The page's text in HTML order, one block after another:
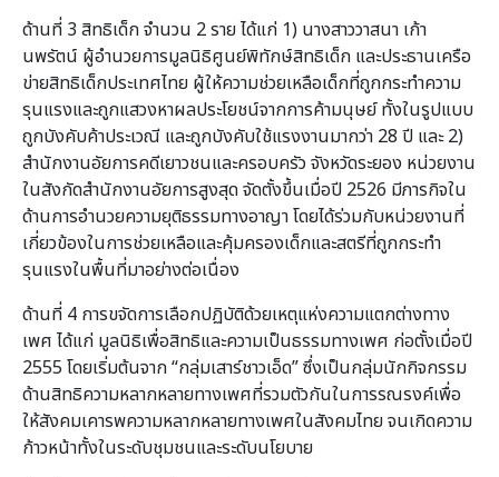
ด้านที่ 3 สิทธิเด็ก จำนวน 2 ราย ได้แก่ 1) นางสาววาสนา เก้า
นพรัตน์ ผู้อำนวยการมูลนิธิศูนย์พิทักษ์สิทธิเด็ก และประธานเครือ
ข่ายสิทธิเด็กประเทศไทย ผู้ให้ความช่วยเหลือเด็กที่ถูกกระทำความ
รุนแรงและถูกแสวงหาผลประโยชน์จากการค้ามนุษย์ ทั้งในรูปแบบ
ถูกบังคับค้าประเวณี และถูกบังคับใช้แรงงานมากว่า 28 ปี และ 2)
สำนักงานอัยการคดีเยาวชนและครอบครัว จังหวัดระยอง หน่วยงาน
ในสังกัดสำนักงานอัยการสูงสุด จัดตั้งขึ้นเมื่อปี 2526 มีภารกิจใน
ด้านการอำนวยความยุติธรรมทางอาญา โดยได้ร่วมกับหน่วยงานที่
เกี่ยวข้องในการช่วยเหลือและคุ้มครองเด็กและสตรีที่ถูกกระทำ
รุนแรงในพื้นที่มาอย่างต่อเนื่อง
ด้านที่ 4 การขจัดการเลือกปฏิบัติด้วยเหตุแห่งความแตกต่างทาง
เพศ ได้แก่ มูลนิธิเพื่อสิทธิและความเป็นธรรมทางเพศ ก่อตั้งเมื่อปี
2555 โดยเริ่มต้นจาก “กลุ่มเสาร์ชาวเอ็ด” ซึ่งเป็นกลุ่มนักกิจกรรม
ด้านสิทธิความหลากหลายทางเพศที่รวมตัวกันในการรณรงค์เพื่อ
ให้สังคมเคารพความหลากหลายทางเพศในสังคมไทย จนเกิดความ
ก้าวหน้าทั้งในระดับชุมชนและระดับนโยบาย